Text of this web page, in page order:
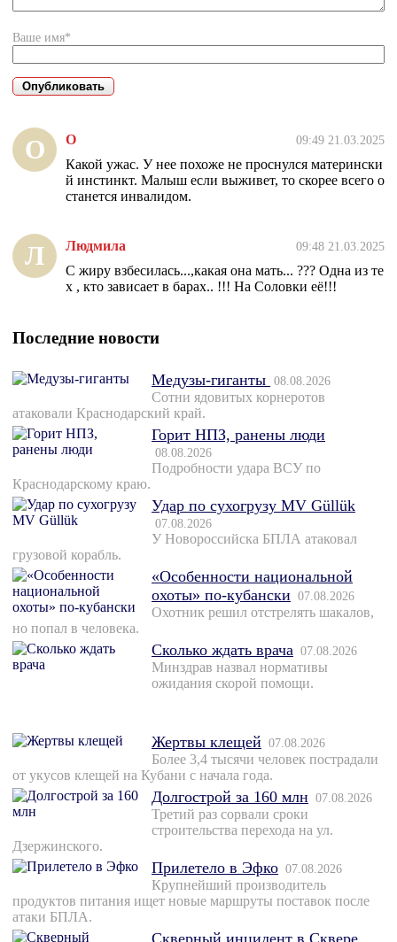
Ваше имя*
О О 09:49 21.03.2025
Какой ужас. У нее похоже не проснулся матерински
й инстинкт. Малыш если выживет, то скорее всего о
станется инвалидом.
Л Людмила 09:48 21.03.2025
С жиру взбесилась...,какая она мать... ??? Одна из те
х , кто зависает в барах.. !!! На Соловки её!!!
Последние новости
Медузы-гиганты 08.08.2026
Сотни ядовитых корнеротов
атаковали Краснодарский край.
Горит НПЗ, ранены люди
08.08.2026
Подробности удара ВСУ по
Краснодарскому краю.
Удар по сухогрузу MV Güllük
07.08.2026
У Новороссийска БПЛА атаковал
грузовой корабль.
«Особенности национальной
охоты» по-кубански 07.08.2026
Охотник решил отстрелять шакалов,
но попал в человека.
Сколько ждать врача 07.08.2026
Минздрав назвал нормативы
ожидания скорой помощи.
Жертвы клещей 07.08.2026
Более 3,4 тысячи человек пострадали
от укусов клещей на Кубани с начала года.
Долгострой за 160 млн 07.08.2026
Третий раз сорвали сроки
строительства перехода на ул.
Дзержинского.
Прилетело в Эфко 07.08.2026
Крупнейший производитель
продуктов питания ищет новые маршруты поставок после
атаки БПЛА.
Скверный инцидент в Сквере